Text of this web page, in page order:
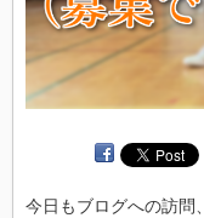
今日もブログへの訪問、